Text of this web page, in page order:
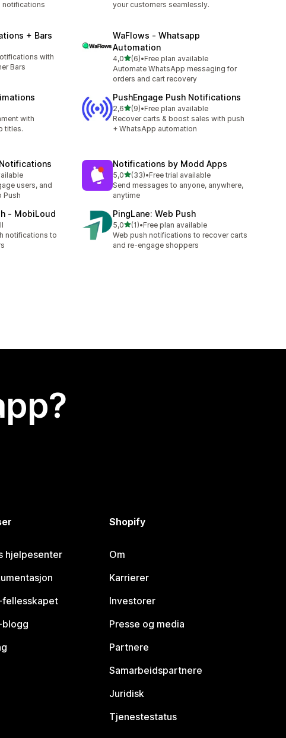
notifications
your customers seamlessly.
+ Bars
with
Bars
WaFlows ‑ Whatsapp
Automation
4,0av 5 stjerner
(6)
Totalt 6 omtaler
•Free plan available
Automate WhatsApp messaging for
orders and cart recovery
with
titles.
PushEngage Push Notifications
2,6av 5 stjerner
(9)
Totalt 9 omtaler
•Free plan available
Recover carts & boost sales with push
+ WhatsApp automation
users, and
Push
Notifications by Modd Apps
5,0av 5 stjerner
(33)
Totalt 33 omtaler
•Free trial available
Send messages to anyone, anywhere,
anytime
‑ MobiLoud
notifications to
PingLane: Web Push
5,0av 5 stjerner
(1)
Totalt 1 omtaler
•Free plan available
Web push notifications to recover carts
and re-engage shoppers
hjelpesenter
Shopify
Om
Karrierer
Investorer
Presse og media
Partnere
Samarbeidspartnere
Juridisk
Tjenestestatus